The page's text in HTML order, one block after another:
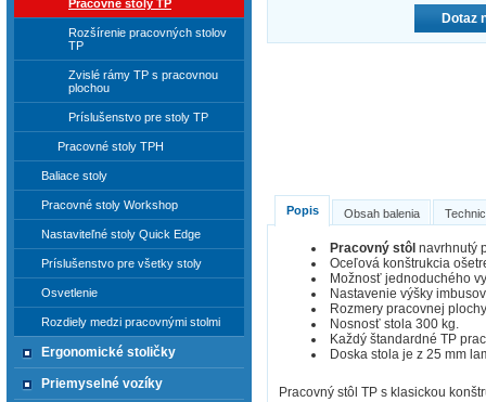
Dotaz
Popis Obsah balenia
Pracovný stôlnavrhnutý
Oceľová konštrukcia
Možnosť jednoduchého
Nastavenie výšky
Rozmery pracovnej
Nosnosť stola 300 kg.
Každý štandardné TP
Doska stola je z 25 mm
Pracovný stôl TP s klasickou
Pracovné stoly TP
Rozšírenie pracovných stolov
TP
Zvislé rámy TP s pracovnou
plochou
Príslušenstvo pre stoly TP
Pracovné stoly TPH
Baliace stoly
Pracovné stoly Workshop
Nastaviteľné stoly Quick Edge
Príslušenstvo pre všetky stoly
Osvetlenie
Rozdiely medzi pracovnými stolmi
Ergonomické stoličky
Priemyselné vozíky